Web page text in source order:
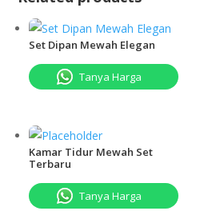
Set Dipan Mewah Elegan
Tanya Harga
Kamar Tidur Mewah Set
Terbaru
Tanya Harga